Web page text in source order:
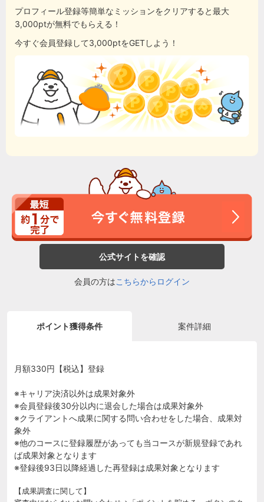
プロフィール登録等簡単なミッションをクリアすると最大
3,000ptが無料でもらえる！
今すぐ会員登録して3,000ptをGETしよう！
公式サイトを確認
会員の方はこちらからログイン
ポイント獲得条件 案件詳細
月額330円【税込】登録
※キャリア決済以外は成果対象外
※会員登録後30分以内に退会した場合は成果対象外
※クライアントへ成果に関する問い合わせをした場合、成果対
象外
※他のコースに登録履歴があっても当コースが新規登録であれ
ば成果対象となります
※登録後93日以降経過した再登録は成果対象となります
【成果調査に関して】